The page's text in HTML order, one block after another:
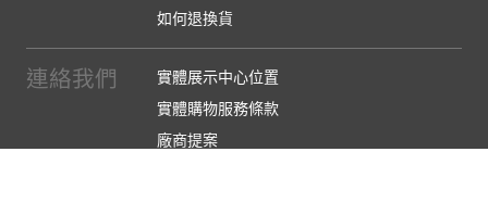
如何退換貨
連絡我們
實體展示中心位置
實體購物服務條款
廠商提案